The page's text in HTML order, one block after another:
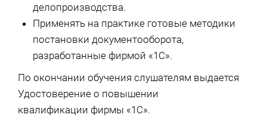
делопроизводства.
Применять на практике готовые методики
постановки документооборота,
разработанные фирмой «1С».
По окончании обучения слушателям выдается
Удостоверение о повышении
квалификации фирмы «1С».